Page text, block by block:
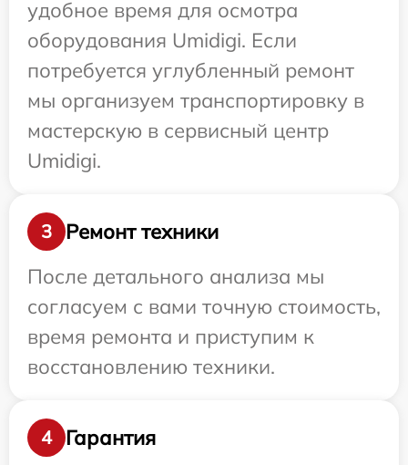
удобное время для осмотра
оборудования Umidigi. Если
потребуется углубленный ремонт
мы организуем транспортировку в
мастерскую в сервисный центр
Umidigi.
3
Ремонт техники
После детального анализа мы
согласуем с вами точную стоимость,
время ремонта и приступим к
восстановлению техники.
4
Гарантия